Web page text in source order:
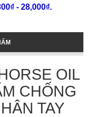
- 28,000₫.
OIL
CHỐNG
TAY